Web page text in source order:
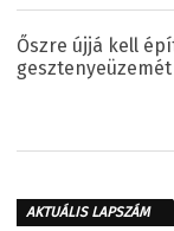
Őszre újjá kell
gesztenyeüzemét
AKTUÁLIS LAPSZÁM